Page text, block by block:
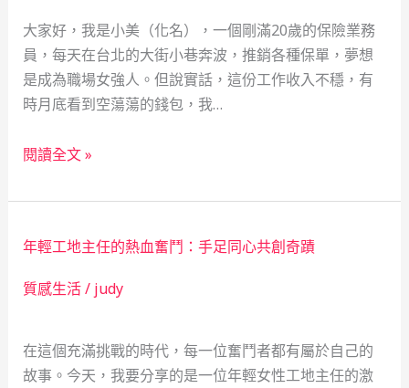
暴：
當
鋪
如
成
我
社
會
安
網
大家好，我是小美（化名），一個剛滿20歲的保險業務
員，每天在台北的大街小巷奔波，推銷各種保單，夢想
是成為職場女強人。但說實話，這份工作收入不穩，有
時月底看到空蕩蕩的錢包，我…
保
小
女
的
財
冒
險
閱讀全文 »
年輕工地主任的熱血奮鬥：手足同心共創奇蹟
質感生活/ judy
在這個充滿挑戰的時代，每一位奮鬥者都有屬於自己的
故事。今天，我要分享的是一位年輕女性工地主任的激